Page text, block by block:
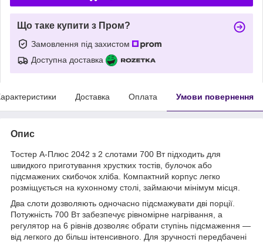
Що таке купити з Пром?
Замовлення під захистом
Доступна доставка
Доставка Оплата Умови повернення
Опис
Тостер А-Плюс 2042 з 2 слотами 700 Вт підходить для
швидкого приготування хрустких тостів, булочок або
підсмажених скибочок хліба. Компактний корпус легко
розміщується на кухонному столі, займаючи мінімум місця.
Два слоти дозволяють одночасно підсмажувати дві порції.
Потужність 700 Вт забезпечує рівномірне нагрівання, а
регулятор на 6 рівнів дозволяє обрати ступінь підсмаження —
від легкого до більш інтенсивного. Для зручності передбачені